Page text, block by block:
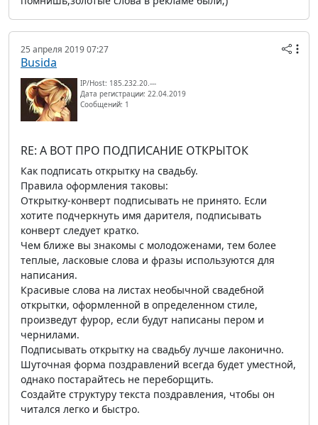
25 апреля 2019 07:27
Busida
IP/Host: 185.232.20.---
Дата регистрации: 22.04.2019
Сообщений: 1
RE: А ВОТ ПРО ПОДПИСАНИЕ ОТКРЫТОК
Как подписать открытку на свадьбу.
Правила оформления таковы:
Открытку-конверт подписывать не принято. Если
хотите подчеркнуть имя дарителя, подписывать
конверт следует кратко.
Чем ближе вы знакомы с молодоженами, тем более
теплые, ласковые слова и фразы используются для
написания.
Красивые слова на листах необычной свадебной
открытки, оформленной в определенном стиле,
произведут фурор, если будут написаны пером и
чернилами.
Подписывать открытку на свадьбу лучше лаконично.
Шуточная форма поздравлений всегда будет уместной,
однако постарайтесь не переборщить.
Создайте структуру текста поздравления, чтобы он
читался легко и быстро.